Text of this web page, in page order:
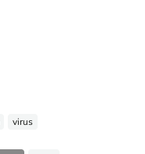
virus